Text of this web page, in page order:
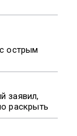
острым
заявил,
раскрыть